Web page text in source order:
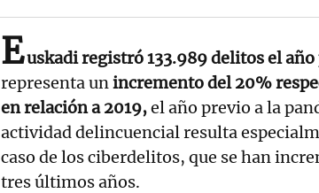
Euskadi registró 133.989 delitos el año
representa unincremento del 20%
en relación a 2019,el año previo a la
actividad delincuencial resulta
caso de los ciberdelitos, que se han
tres últimos años.